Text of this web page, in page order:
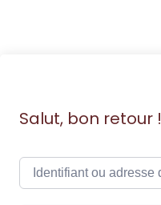
Salut, bon retour !